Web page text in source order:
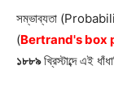
সম্ভাব্যতা (Probability)
(Bertrand's box
১৮৮৯খ্রিস্টাব্দে এই